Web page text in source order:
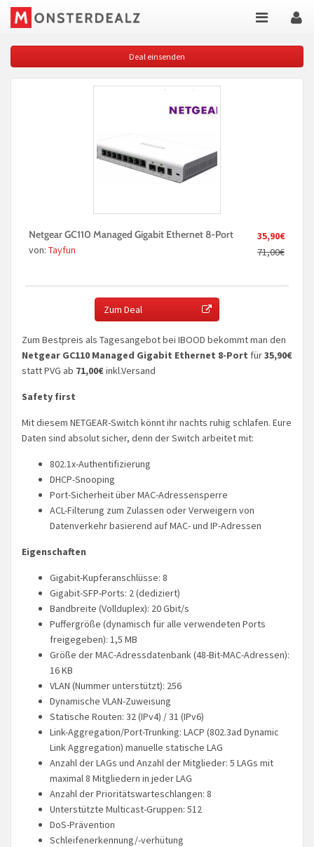
Deal einsenden
35,90€
71,00€
Netgear GC110 Managed Gigabit Ethernet 8-Port
von: Tayfun
Zum Deal
Zum Bestpreis als Tagesangebot bei IBOOD bekommt man den
Netgear GC110 Managed Gigabit Ethernet 8-Port für35,90€
statt PVG ab 71,00€inkl.Versand
Safety first
Mit diesem NETGEAR-Switch könnt ihr nachts ruhig schlafen. Eure
Daten sind absolut sicher, denn der Switch arbeitet mit:
802.1x-Authentifizierung
DHCP-Snooping
Port-Sicherheit über MAC-Adressensperre
ACL-Filterung zum Zulassen oder Verweigern von
Datenverkehr basierend auf MAC- und IP-Adressen
Eigenschaften
Gigabit-Kupferanschlüsse: 8
Gigabit-SFP-Ports: 2 (dediziert)
Bandbreite (Vollduplex): 20 Gbit/s
Puffergröße (dynamisch für alle verwendeten Ports
freigegeben): 1,5 MB
Größe der MAC-Adressdatenbank (48-Bit-MAC-Adressen):
16 KB
VLAN (Nummer unterstützt): 256
Dynamische VLAN-Zuweisung
Statische Routen: 32 (IPv4) / 31 (IPv6)
Link-Aggregation/Port-Trunking: LACP (802.3ad Dynamic
Link Aggregation) manuelle statische LAG
Anzahl der LAGs und Anzahl der Mitglieder: 5 LAGs mit
maximal 8 Mitgliedern in jeder LAG
Anzahl der Prioritätswarteschlangen: 8
Unterstützte Multicast-Gruppen: 512
DoS-Prävention
Schleifenerkennung/-verhütung